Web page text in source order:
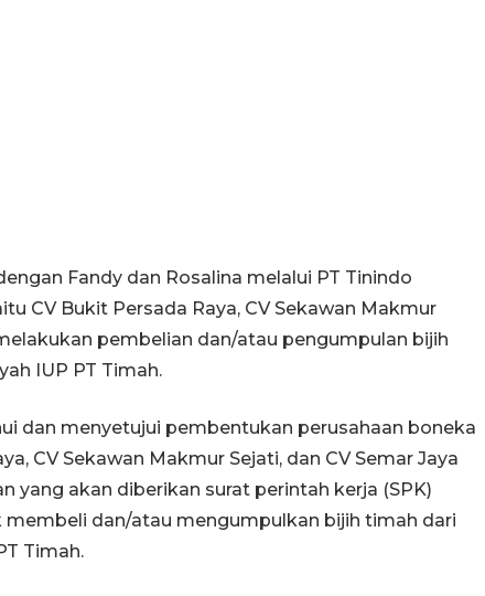
Fandy dan Rosalina melalui PT Tinindo
CV Bukit Persada Raya, CV Sekawan Makmur
pembelian dan/atau pengumpulan bijih
IUP PT Timah.
dan menyetujui pembentukan perusahaan boneka
CV Sekawan Makmur Sejati, dan CV Semar Jaya
yang akan diberikan surat perintah kerja (SPK)
dan/atau mengumpulkan bijih timah dari
Timah.